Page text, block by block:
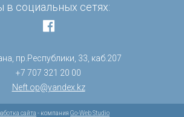
в социальных сетях:
пр.Республики, 33, каб.207
+7 707 321 20 00
Neft.op@yandex.kz
сайта - компания Go-Web Studio